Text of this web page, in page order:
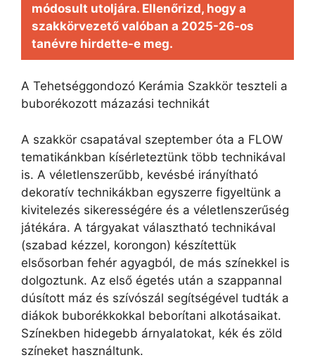
módosult utoljára. Ellenőrizd, hogy a
szakkörvezető valóban a 2025-26-os
tanévre hirdette-e meg.
A Tehetséggondozó Kerámia Szakkör teszteli a
buborékozott mázazási technikát
A szakkör csapatával szeptember óta a FLOW
tematikánkban kísérleteztünk több technikával
is. A véletlenszerűbb, kevésbé irányítható
dekoratív technikákban egyszerre figyeltünk a
kivitelezés sikerességére és a véletlenszerűség
játékára. A tárgyakat választható technikával
(szabad kézzel, korongon) készítettük
elsősorban fehér agyagból, de más színekkel is
dolgoztunk. Az első égetés után a szappannal
dúsított máz és szívószál segítségével tudták a
diákok buborékkokkal beborítani alkotásaikat.
Színekben hidegebb árnyalatokat, kék és zöld
színeket használtunk.